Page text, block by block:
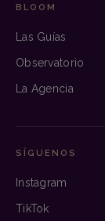
BLOOM
Las Guías
Observatorio
La Agencia
SÍGUENOS
Instagram
TikTok